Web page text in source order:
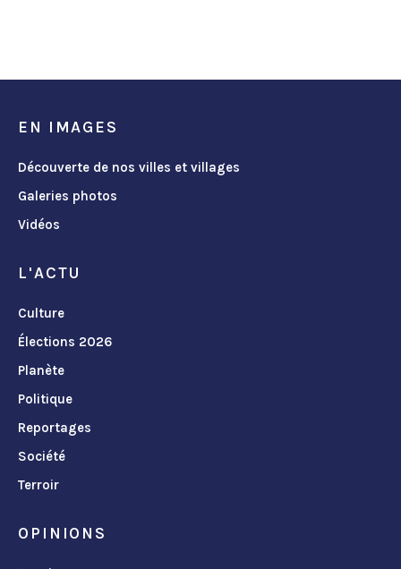
EN IMAGES
Découverte de nos villes et villages
Galeries photos
Vidéos
L'ACTU
Culture
Élections 2026
Planète
Politique
Reportages
Société
Terroir
OPINIONS